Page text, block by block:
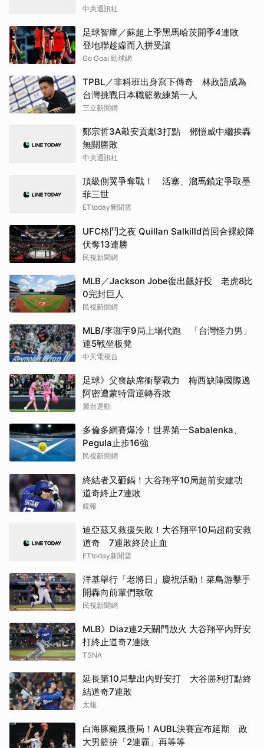
中央通訊社
足球智庫／蘇超上季黑馬哈茨開季4連敗
登地聯趁虛而入拼受讓
Go Goal 勁球網
TPBL／非科班出身寫下傳奇 林政語成為
台灣挑戰日本職籃教練第一人
三立新聞網
鄭宗哲3A敲安貢獻3打點 鄧愷威中繼挨轟
無關勝敗
中央通訊社
頂級側翼爭奪戰！ 活塞、溜馬鎖定爭取墨
菲三世
ETtoday新聞雲
UFC格鬥之夜 Quillan Salkilld首回合裸絞降
伏奪13連勝
民視新聞網
MLB／Jackson Jobe復出飆好投 老虎8比
0完封巨人
民視新聞網
MLB/李灝宇9局上場代跑 「台灣怪力男」
連5戰坐板凳
中天電視台
足球》父喪缺席衝擊戰力 梅西缺陣國際邁
阿密遭蒙特雷逆轉吞敗
麗台運動
多倫多網賽爆冷！世界第一Sabalenka、
Pegula止步16強
民視新聞網
終結者又砸鍋！大谷翔平10局超前安建功
道奇終止7連敗
鏡報
迪亞茲又救援失敗！大谷翔平10局超前安救
道奇 7連敗終於止血
ETtoday新聞雲
洋基舉行「老將日」慶祝活動！菜鳥游擊手
開轟向前輩們致敬
民視新聞網
MLB》Diaz連2天關門放火 大谷翔平內野安
打終止道奇7連敗
TSNA
延長第10局擊出內野安打 大谷勝利打點終
結道奇7連敗
太報
白海豚颱風攪局！AUBL決賽宣布延期 政
大男籃拚「2連霸」再等等